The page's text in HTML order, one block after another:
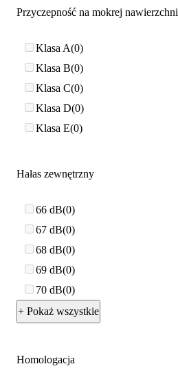
Przyczepność na mokrej nawierzchni
Klasa A 0
Klasa B 0
Klasa C 0
Klasa D 0
Klasa E 0
Hałas zewnętrzny
66 dB 0
67 dB 0
68 dB 0
69 dB 0
70 dB 0
+ Pokaż wszystkie
Homologacja